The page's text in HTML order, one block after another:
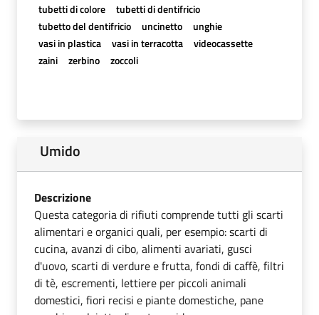
tubetti di colore
tubetti di dentifricio
tubetto del dentifricio
uncinetto
unghie
vasi in plastica
vasi in terracotta
videocassette
zaini
zerbino zoccoli
Umido
Descrizione
Questa categoria di rifiuti comprende tutti gli scarti
alimentari e organici quali, per esempio: scarti di
cucina, avanzi di cibo, alimenti avariati, gusci
d'uovo, scarti di verdure e frutta, fondi di caffè, filtri
di tè, escrementi, lettiere per piccoli animali
domestici, fiori recisi e piante domestiche, pane